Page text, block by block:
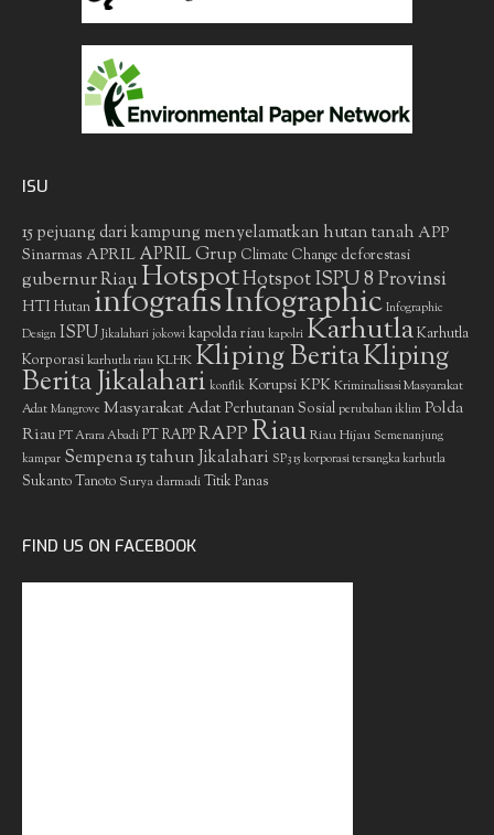
ISU
15 pejuang dari kampung menyelamatkan hutan tanah APP
Sinarmas APRIL APRIL Grup Climate Change deforestasi
gubernur RiauHotspotHotspot ISPU 8 Provinsi
HTIHutan infografisInfographic Infographic
Design ISPU Jikalahari jokowi kapolda riau kapolri KarhutlaKarhutla
Korporasikarhutla riauKLHKKliping BeritaKliping
Berita Jikalahari konflik Korupsi KPKKriminalisasi Masyarakat
Adat Mangrove Masyarakat AdatPerhutanan Sosial perubahan iklim Polda
Riau PT Arara Abadi PT RAPPRAPPRiauRiau Hijau Semenanjung
kampar Sempena 15 tahun Jikalahari SP3 15 korporasi tersangka karhutla
Sukanto Tanoto Surya darmadiTitik Panas
FIND US ON FACEBOOK